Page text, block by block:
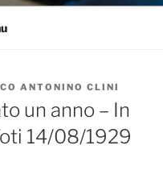
ANTONINO CLINI
un anno – In
14/08/1929